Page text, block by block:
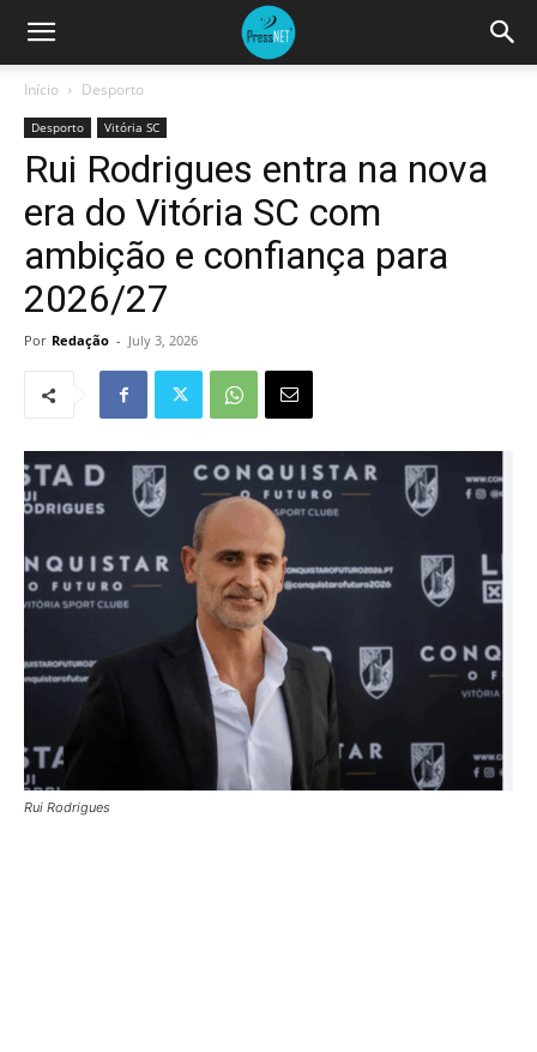
Início Desporto
Desporto Vitória SC
Rui Rodrigues entra na nova
era do Vitória SC com
ambição e confiança para
2026/27
Por Redação - July 3, 2026
Rui Rodrigues